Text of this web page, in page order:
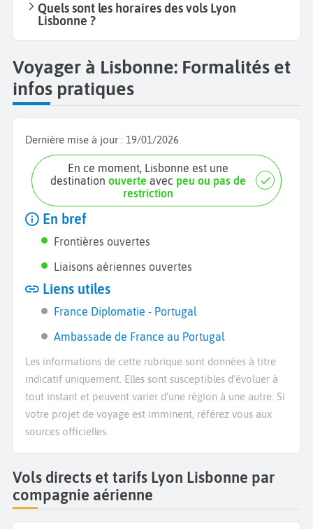
Quels sont les horaires des vols Lyon
Lisbonne ?
Voyager à Lisbonne: Formalités et
infos pratiques
Dernière mise à jour : 19/01/2026
En ce moment, Lisbonne est une
destinationouverte avec peu ou pas de
restriction
En bref
Frontières ouvertes
Liaisons aériennes ouvertes
Liens utiles
France Diplomatie - Portugal
Ambassade de France au Portugal
Les informations de cette rubrique sont données à titre
indicatif uniquement. Elles sont susceptibles d’évoluer à
tout instant et peuvent varier d’une région à une autre. Si
votre projet de voyage est imminent, référez vous aux
sources officielles.
Vols directs et tarifs Lyon Lisbonne par
compagnie aérienne